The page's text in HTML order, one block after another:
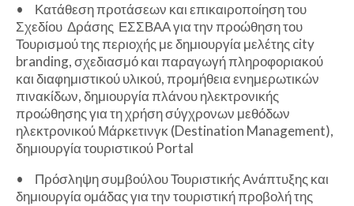
•
Κατάθεση προτάσεων και επικαιροποίηση του
Σχεδίου Δράσης ΕΣΣΒΑΑ για την προώθηση του
Τουρισμού της περιοχής με δημιουργία μελέτης city
branding, σχεδιασμό και παραγωγή πληροφοριακού
και διαφημιστικού υλικού, προμήθεια ενημερωτικών
πινακίδων, δημιουργία πλάνου ηλεκτρονικής
προώθησης για τη χρήση σύγχρονων μεθόδων
ηλεκτρονικού Μάρκετινγκ (Destination Management),
δημιουργία τουριστικού Portal
•
Πρόσληψη συμβούλου Τουριστικής Ανάπτυξης και
δημιουργία ομάδας για την τουριστική προβολή της